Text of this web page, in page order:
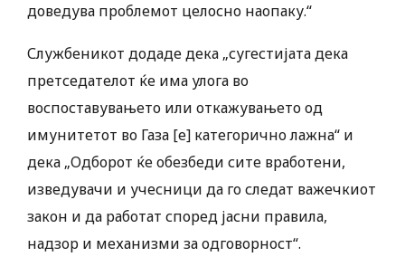
доведува проблемот целосно наопаку.“
Службеникот додаде дека „сугестијата дека
претседателот ќе има улога во
воспоставувањето или откажувањето од
имунитетот во Газа [е] категорично лажна“ и
дека „Одборот ќе обезбеди сите вработени,
изведувачи и учесници да го следат важечкиот
закон и да работат според јасни правила,
надзор и механизми за одговорност“.